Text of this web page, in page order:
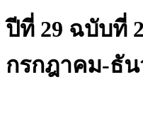
ปีที่ 29 ฉบับที่
กรกฎาคม-ธัน